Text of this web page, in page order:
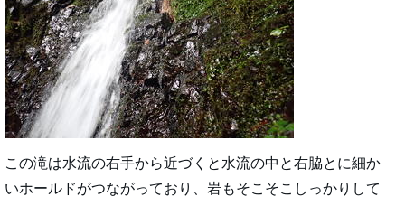
この滝は水流の右手から近づくと水流の中と右脇とに細か
いホールドがつながっており、岩もそこそこしっかりして